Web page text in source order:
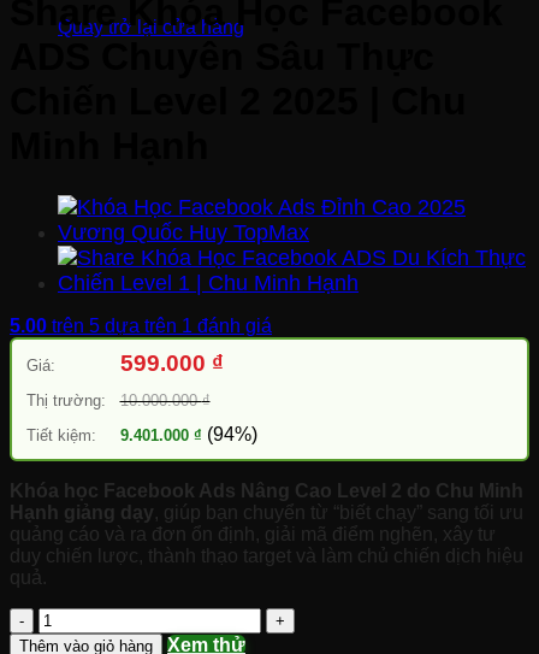
Quay trở lại cửa hàng
Share Khóa Học Facebook
5.00 trên 5 dựa trên 1 đánh giá
Giá: 599.000 ₫
Thị trường: 10.000.000₫
Tiết kiệm: 9.401.000 ₫ (94%)
Khóa học Facebook Ads Nâng Cao Level 2 do Chu Minh
Hạnh giảng dạy, giúp bạn chuyển từ “biết chạy” sang tối ưu
quảng cáo và ra đơn ổn định, giải mã điểm nghẽn, xây tư
duy chiến lược, thành thạo target và làm chủ chiến dịch hiệu
quả.
Share
Khóa
Thêm vào giỏ hàng Xem thử